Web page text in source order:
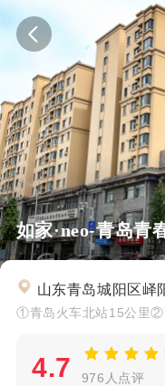
如家·neo-青岛青
山东青岛城阳区峄
①青岛火车北站15公里②
4.7 976人点评